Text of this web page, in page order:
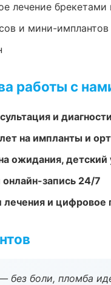
лечение
и мини-имплантов
работы с
и
на импланты и
ожидания, детский
онлайн-запись 24/7
и цифровое
без боли, пломба